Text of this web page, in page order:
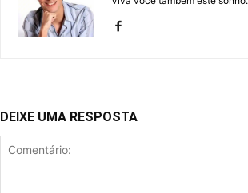
DEIXE UMA RESPOSTA